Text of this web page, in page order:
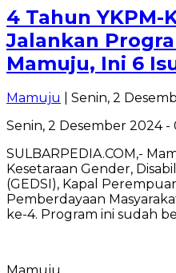
4 Tahun YKPM-
Jalankan
Mamuju, Ini 6
Mamuju
| Senin, 2
Senin, 2 Desember 2024 -
SULBARPEDIA.COM,-
Kesetaraan Gender,
(GEDSI), Kapal
Pemberdayaan
ke-4. Program ini sudah